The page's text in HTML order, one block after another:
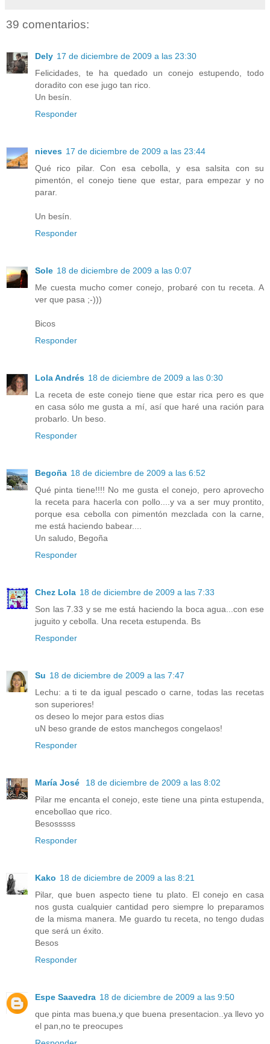
39 comentarios:
Dely 17 de diciembre de 2009 a las 23:30
Felicidades, te ha quedado un conejo estupendo, todo
doradito con ese jugo tan rico.
Un besín.
Responder
nieves 17 de diciembre de 2009 a las 23:44
Qué rico pilar. Con esa cebolla, y esa salsita con su
pimentón, el conejo tiene que estar, para empezar y no
parar.
Un besín.
Responder
Sole 18 de diciembre de 2009 a las 0:07
Me cuesta mucho comer conejo, probaré con tu receta. A
ver que pasa ;-)))
Bicos
Responder
Lola Andrés 18 de diciembre de 2009 a las 0:30
La receta de este conejo tiene que estar rica pero es que
en casa sólo me gusta a mí, así que haré una ración para
probarlo. Un beso.
Responder
Begoña 18 de diciembre de 2009 a las 6:52
Qué pinta tiene!!!! No me gusta el conejo, pero aprovecho
la receta para hacerla con pollo....y va a ser muy prontito,
porque esa cebolla con pimentón mezclada con la carne,
me está haciendo babear....
Un saludo, Begoña
Responder
Chez Lola 18 de diciembre de 2009 a las 7:33
Son las 7.33 y se me está haciendo la boca agua...con ese
juguito y cebolla. Una receta estupenda. Bs
Responder
Su 18 de diciembre de 2009 a las 7:47
Lechu: a ti te da igual pescado o carne, todas las recetas
son superiores!
os deseo lo mejor para estos dias
uN beso grande de estos manchegos congelaos!
Responder
María José
18 de diciembre de 2009 a las 8:02
Pilar me encanta el conejo, este tiene una pinta estupenda,
encebollao que rico.
Besosssss
Responder
Kako 18 de diciembre de 2009 a las 8:21
Pilar, que buen aspecto tiene tu plato. El conejo en casa
nos gusta cualquier cantidad pero siempre lo preparamos
de la misma manera. Me guardo tu receta, no tengo dudas
que será un éxito.
Besos
Responder
Espe Saavedra 18 de diciembre de 2009 a las 9:50
que pinta mas buena,y que buena presentacion..ya llevo yo
el pan,no te preocupes